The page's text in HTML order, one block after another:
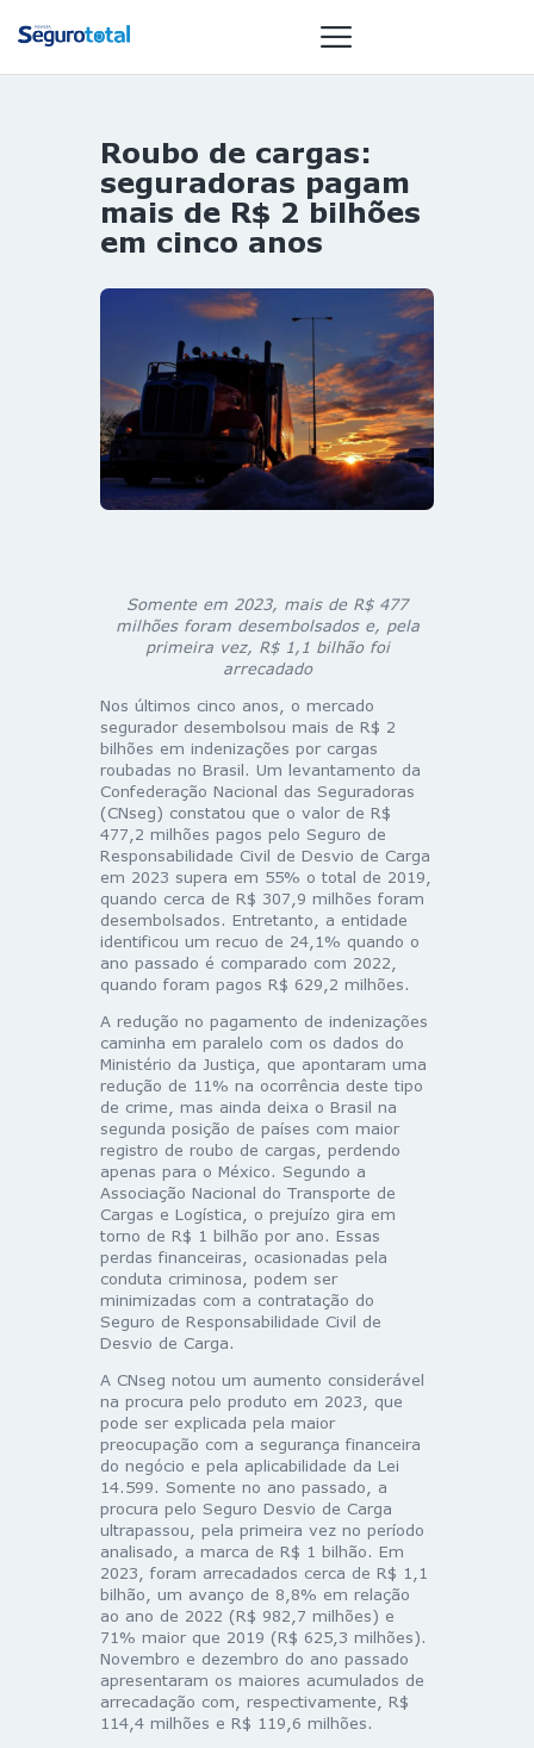
NOTÍCIAS
REVISTA
ESPECIAIS
OURO
ST SUMMIT
MULHERES
GESTORAS
HOMEST
HOME
Roubo de cargas:
seguradoras pagam
mais de R$ 2 bilhões
em cinco anos
Somente em 2023, mais de R$ 477
milhões foram desembolsados e, pela
primeira vez, R$ 1,1 bilhão foi
arrecadado
Nos últimos cinco anos, o mercado
segurador desembolsou mais de R$ 2
bilhões em indenizações por cargas
roubadas no Brasil. Um levantamento da
Confederação Nacional das Seguradoras
(CNseg) constatou que o valor de R$
477,2 milhões pagos pelo Seguro de
Responsabilidade Civil de Desvio de Carga
em 2023 supera em 55% o total de 2019,
quando cerca de R$ 307,9 milhões foram
desembolsados. Entretanto, a entidade
identificou um recuo de 24,1% quando o
ano passado é comparado com 2022,
quando foram pagos R$ 629,2 milhões.
A redução no pagamento de indenizações
caminha em paralelo com os dados do
Ministério da Justiça, que apontaram uma
redução de 11% na ocorrência deste tipo
de crime, mas ainda deixa o Brasil na
segunda posição de países com maior
registro de roubo de cargas, perdendo
apenas para o México. Segundo a
Associação Nacional do Transporte de
Cargas e Logística, o prejuízo gira em
torno de R$ 1 bilhão por ano. Essas
perdas financeiras, ocasionadas pela
conduta criminosa, podem ser
minimizadas com a contratação do
Seguro de Responsabilidade Civil de
Desvio de Carga.
A CNseg notou um aumento considerável
na procura pelo produto em 2023, que
pode ser explicada pela maior
preocupação com a segurança financeira
do negócio e pela aplicabilidade da Lei
14.599. Somente no ano passado, a
procura pelo Seguro Desvio de Carga
ultrapassou, pela primeira vez no período
analisado, a marca de R$ 1 bilhão. Em
2023, foram arrecadados cerca de R$ 1,1
bilhão, um avanço de 8,8% em relação
ao ano de 2022 (R$ 982,7 milhões) e
71% maior que 2019 (R$ 625,3 milhões).
Novembro e dezembro do ano passado
apresentaram os maiores acumulados de
arrecadação com, respectivamente, R$
114,4 milhões e R$ 119,6 milhões.